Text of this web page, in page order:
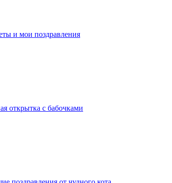
и мои поздравления
открытка с бабочками